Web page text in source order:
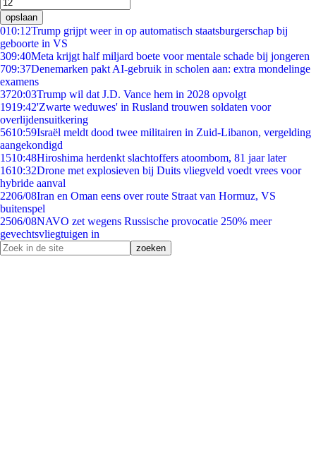
opslaan
010:12Trump grijpt weer in op automatisch staatsburgerschap bij
geboorte in VS
309:40Meta krijgt half miljard boete voor mentale schade bij jongeren
709:37Denemarken pakt AI-gebruik in scholen aan: extra mondelinge
examens
3720:03Trump wil dat J.D. Vance hem in 2028 opvolgt
1919:42'Zwarte weduwes' in Rusland trouwen soldaten voor
overlijdensuitkering
5610:59Israël meldt dood twee militairen in Zuid-Libanon, vergelding
aangekondigd
1510:48Hiroshima herdenkt slachtoffers atoombom, 81 jaar later
1610:32Drone met explosieven bij Duits vliegveld voedt vrees voor
hybride aanval
2206/08Iran en Oman eens over route Straat van Hormuz, VS
buitenspel
2506/08NAVO zet wegens Russische provocatie 250% meer
gevechtsvliegtuigen in